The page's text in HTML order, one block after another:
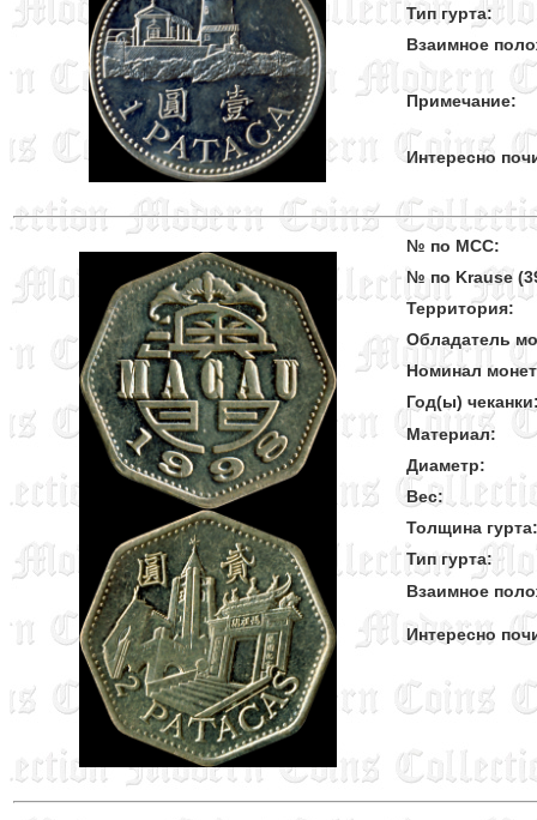
Тип гурта:
Взаимное
Примечание:
Интересно
№ по MCC:
№ по Krause
Территория:
Обладатель
Номинал
Год(ы)
Материал:
Диаметр:
Вес:
Толщина гурта:
Тип гурта:
Взаимное
Интересно